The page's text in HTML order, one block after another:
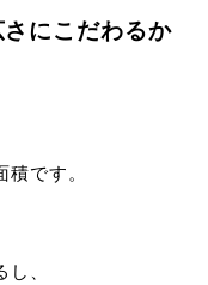
にこだわるか
です。
、